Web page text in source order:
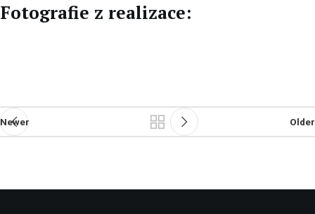
Fotografie z realizace:
Newer Older